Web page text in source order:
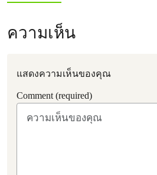
ความเห็น
แสดงความเห็นของคุณ
Comment (required)